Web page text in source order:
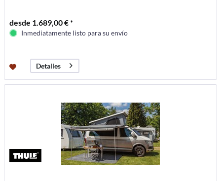
desde 1.689,00 € *
Inmediatamente listo para su envío
Detalles